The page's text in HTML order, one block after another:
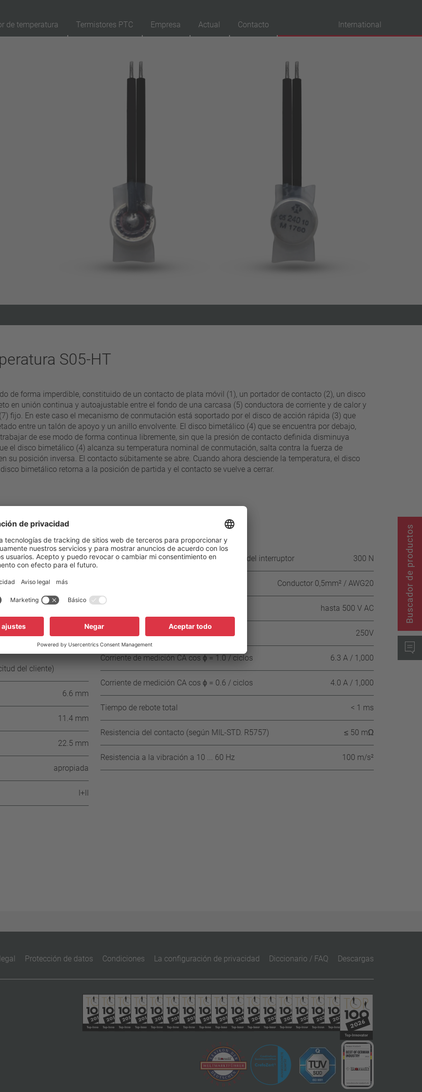
de temperatura Termistores PTC Empresa Actual Contacto International
S05-HT
de forma imperdible, constituido de un contacto de plata móvil (1), un portador de contacto (2), un disco
en unión continua y autoajustable entre el fondo de una carcasa (5) conductora de corriente y de calor y
fijo. En este caso el mecanismo de conmutación está soportado por el disco de acción rápida (3) que
entre un talón de apoyo y un anillo envolvente. El disco bimetálico (4) que se encuentra por debajo,
de ese modo de forma continua libremente, sin que la presión de contacto definida disminuya
el disco bimetálico (4) alcanza su temperatura nominal de conmutación, salta contra la fuerza de
su posición inversa. El contacto súbitamente se abre. Cuando ahora desciende la temperatura, el disco
bimetálico retorna a la posición de partida y el contacto se vuelve a cerrar.
de 5°C 205 °C - 250 °C
120° C ±15 K
≥ 35 °C
del cliente)
6.6 mm
11.4 mm
22.5 mm
apropiada
I+II
Resistencia a la compresión de la carcasa del interruptor 300 N
Conductor 0,5mm² / AWG20
hasta 500 V AC
Tensión de medición CA 250V
Corriente de medición CA cos ϕ = 1.0 / ciclos 6.3 A / 1,000
Corriente de medición CA cos ϕ = 0.6 / ciclos 4.0 A / 1,000
Tiempo de rebote total < 1 ms
Resistencia del contacto (según MIL-STD. R5757) ≤ 50 mΩ
Resistencia a la vibración a 10 ... 60 Hz 100 m/s²
Protección de datos Condiciones La configuración de privacidad Diccionario / FAQ Descargas
Buscador de productos